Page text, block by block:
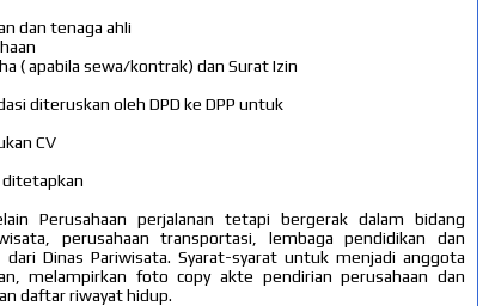
dan tenaga ahli
( apabila sewa/kontrak) dan Surat Izin
diteruskan oleh DPD ke DPP untuk
CV
ditetapkan
Perusahaan perjalanan tetapi bergerak dalam bidang
perusahaan transportasi, lembaga pendidikan dan
Dinas Pariwisata. Syarat-syarat untuk menjadi anggota
melampirkan foto copy akte pendirian perusahaan dan
daftar riwayat hidup.